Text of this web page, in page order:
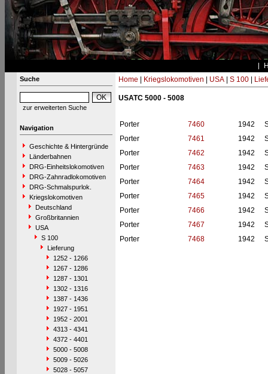
Suche
zur erweiterten Suche
Navigation
Geschichte & Hintergründe
Länderbahnen
DRG-Einheitslokomotiven
DRG-Zahnradlokomotiven
DRG-Schmalspurlok.
Kriegslokomotiven
Deutschland
Großbritannien
USA
S 100
Lieferung
1252 - 1266
1267 - 1286
1287 - 1301
1302 - 1316
1387 - 1436
1927 - 1951
1952 - 2001
4313 - 4341
4372 - 4401
5000 - 5008
5009 - 5026
5028 - 5057
Home Kriegslokomotiven USA| S 100|
USATC 5000 - 5008
Porter 7460 1942
Porter
7461 1942
Porter
7462 1942
Porter
7463 1942
Porter
7464 1942
Porter
7465 1942
Porter
7466 1942
Porter
7467 1942
Porter
7468 1942